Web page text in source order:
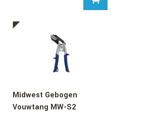
Midwest Gebogen
Vouwtang MW-S2